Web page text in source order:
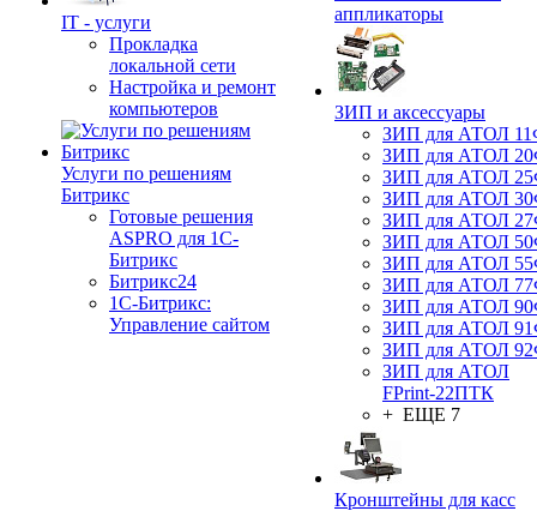
IT - услуги
Прокладка
локальной сети
Настройка и ремонт
компьютеров
Услуги по решениям
Битрикс
Готовые решения
ASPRO для 1С-
Битрикс
Битрикс24
1С-Битрикс:
Управление сайтом
аппликаторы
ЗИП и аксессуары
ЗИП для АТОЛ
ЗИП для АТОЛ
ЗИП для АТОЛ
ЗИП для АТОЛ
ЗИП для АТОЛ
ЗИП для АТОЛ
ЗИП для АТОЛ
ЗИП для АТОЛ
ЗИП для АТОЛ
ЗИП для АТОЛ
ЗИП для АТОЛ
ЗИП для АТОЛ
FPrint-22ПТК
+ ЕЩЕ 7
Кронштейны для касс